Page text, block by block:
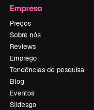
Empresa
Preços
Sobre nós
Reviews
Emprego
Tendências de pesquisa
Blog
Eventos
Slidesgo